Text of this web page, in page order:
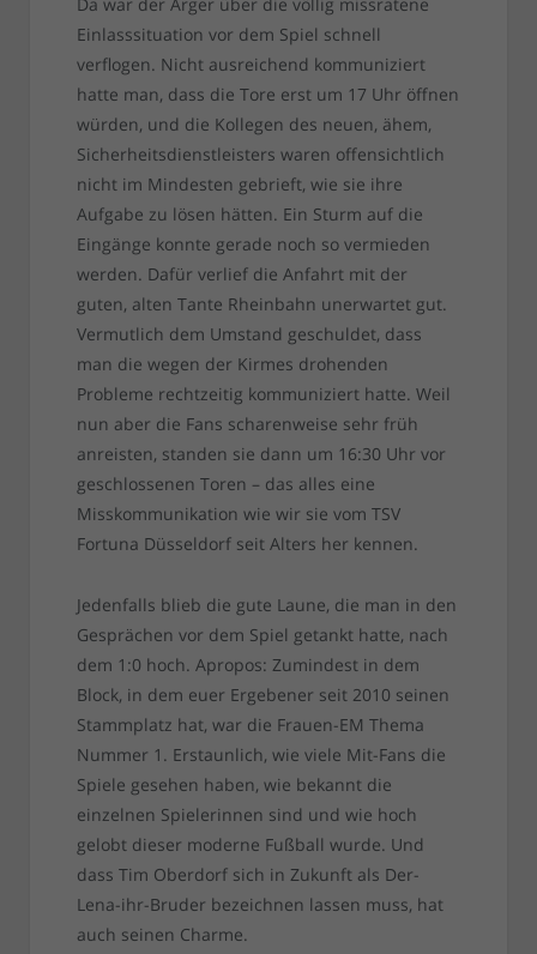
Einlasssituation vor dem Spiel schnell
verflogen. Nicht ausreichend kommuniziert
hatte man, dass die Tore erst um 17 Uhr öffnen
würden, und die Kollegen des neuen, ähem,
Sicherheitsdienstleisters waren offensichtlich
nicht im Mindesten gebrieft, wie sie ihre
Aufgabe zu lösen hätten. Ein Sturm auf die
Eingänge konnte gerade noch so vermieden
werden. Dafür verlief die Anfahrt mit der
guten, alten Tante Rheinbahn unerwartet gut.
Vermutlich dem Umstand geschuldet, dass
man die wegen der Kirmes drohenden
Probleme rechtzeitig kommuniziert hatte. Weil
nun aber die Fans scharenweise sehr früh
anreisten, standen sie dann um 16:30 Uhr vor
geschlossenen Toren – das alles eine
Misskommunikation wie wir sie vom TSV
Fortuna Düsseldorf seit Alters her kennen.
Jedenfalls blieb die gute Laune, die man in den
Gesprächen vor dem Spiel getankt hatte, nach
dem 1:0 hoch. Apropos: Zumindest in dem
Block, in dem euer Ergebener seit 2010 seinen
Stammplatz hat, war die Frauen-EM Thema
Nummer 1. Erstaunlich, wie viele Mit-Fans die
Spiele gesehen haben, wie bekannt die
einzelnen Spielerinnen sind und wie hoch
gelobt dieser moderne Fußball wurde. Und
dass Tim Oberdorf sich in Zukunft als Der-
Lena-ihr-Bruder bezeichnen lassen muss, hat
auch seinen Charme.